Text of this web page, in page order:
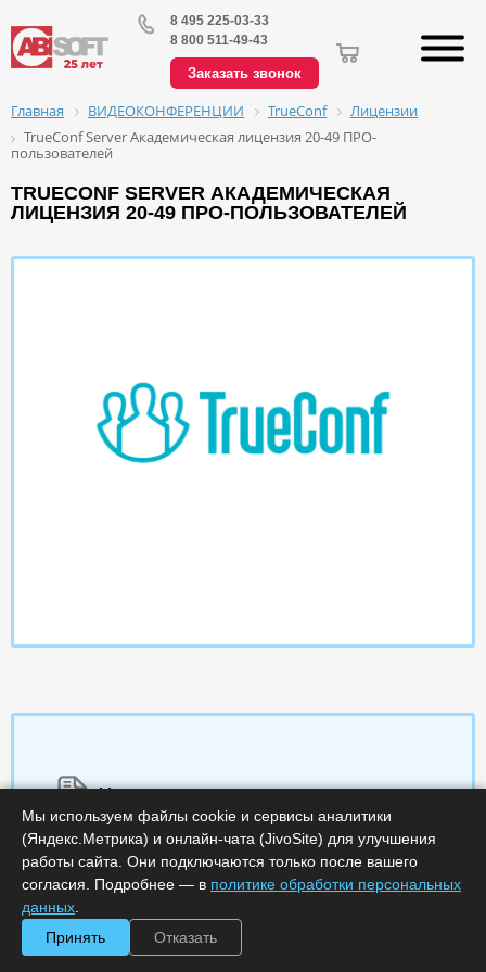
8 495 225-03-33
8 800 511-49-43
Заказать звонок
Главная ВИДЕОКОНФЕРЕНЦИИ TrueConf
Лицензии
TrueConf Server Академическая лицензия 20-49 ПРО-
пользователей
TRUECONF SERVER АКАДЕМИЧЕСКАЯ
ЛИЦЕНЗИЯ 20-49 ПРО-ПОЛЬЗОВАТЕЛЕЙ
Характеристики
Срок поставки, дней :7
Минимальное количество лицензий :20
Код :0000-291342
Мы используем файлы cookie и сервисы аналитики
(Яндекс.Метрика) и онлайн-чата (JivoSite) для улучшения
работы сайта. Они подключаются только после вашего
согласия. Подробнее — в политике обработки персональных
данных
Принять
Отказать